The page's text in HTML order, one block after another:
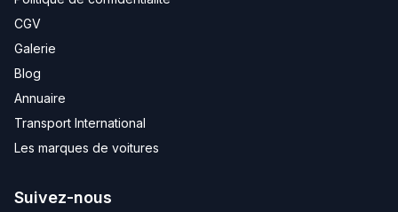
CGV
Galerie
Blog
Annuaire
Transport International
Les marques de voitures
Suivez-nous